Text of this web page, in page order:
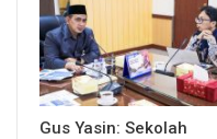
Gus Yasin: Sekolah